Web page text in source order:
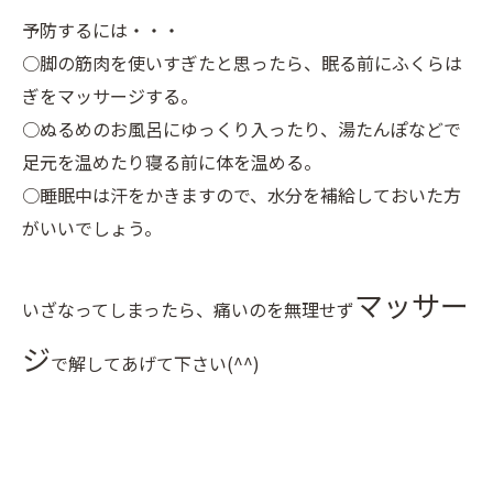
予防するには・・・
○脚の筋肉を使いすぎたと思ったら、眠る前にふくらは
ぎをマッサージする。
○ぬるめのお風呂にゆっくり入ったり、湯たんぽなどで
足元を温めたり寝る前に体を温める。
○睡眠中は汗をかきますので、水分を補給しておいた方
がいいでしょう。
いざなってしまったら、痛いのを無理せずマッサー
ジで解してあげて下さい(^^)